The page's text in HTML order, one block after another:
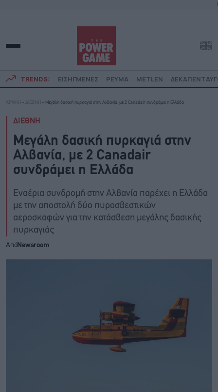
TRENDS: ΕΙΣΗΓΜΕΝΕΣ ΡΕΥΜΑ METLEN
ΑΡΧΙΚΗ » ΔΙΕΘΝΗ » Μεγάλη δασική πυρκαγιά στην Αλβανία, με 2 Canadair συνδράμει η Ελλάδα
ΔΙΕΘΝΗ
Μεγάλη δασική πυρκαγιά στην
Αλβανία, με 2 Canadair
συνδράμει η Ελλάδα
Εναέρια συνδρομή στην Αλβανία παρέχει η Ελλάδα
με την αποστολή δύο πυροσβεστικών
αεροσκαφών για την κατάσβεση μεγάλης δασικής
πυρκαγιάς
ΑπόNewsroom